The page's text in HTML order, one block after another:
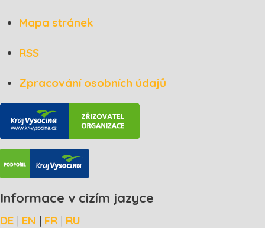
Mapa stránek
RSS
Zpracování osobních údajů
Informace v cizím jazyce
DE | EN | FR | RU